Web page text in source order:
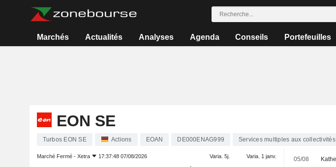
Marchés Actualités Analyses Agenda Conseils Portefeuilles
EON SE
Turbos EON SE Actions EOAN DE000ENAG999 Services multiples aux collectivités
Marché Fermé - Xetra 17:37:48 07/08/2026 Varia. 5j. Varia. 1 janv. 05/08